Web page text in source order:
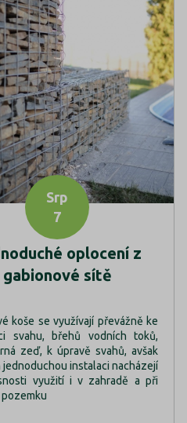
oplocení z
gabionové sítě
koše se využívají převážně ke
svahu, břehů vodních toků,
zeď, k úpravě svahů, avšak
jednoduchou instalaci nacházejí
využití i v zahradě a při
Srp
7